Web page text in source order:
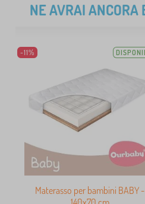
NE AVRAI ANCORA
-11%
Materasso per bambini BABY -